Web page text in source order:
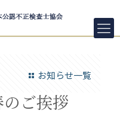
お知らせ一覧
ご挨拶